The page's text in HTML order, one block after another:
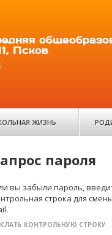
Псков
ЖИЗНЬ
пароля
вы забыли пароль,
строка для
КОНТРОЛЬНУЮ СТРОКУ